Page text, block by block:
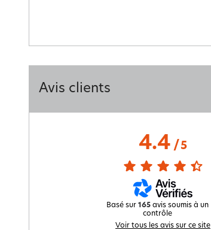
Avis clients
4.4/ 5
Basé sur165 avis soumis à un
contrôle
Voir tous les avis sur ce site